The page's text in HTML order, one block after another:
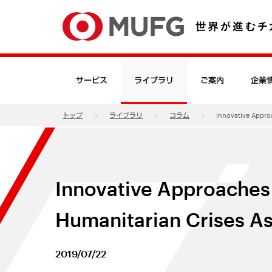
サービス ライブラリ ご案内 企業
トップ ライブラリ コラム Innovative
Innovative
Humanitarian Crises
2019/07/22